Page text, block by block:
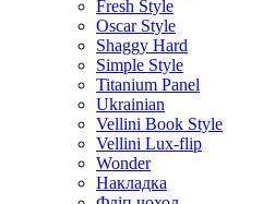
Fresh Style
Oscar Style
Shaggy Hard
Simple Style
Titanium Panel
Ukrainian
Vellini Book Style
Vellini Lux-flip
Wonder
Накладка